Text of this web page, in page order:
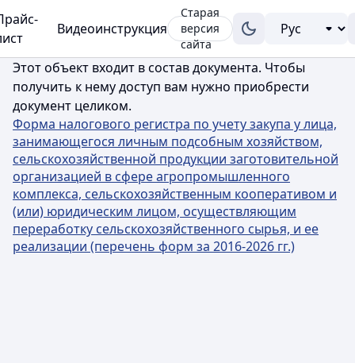
Видеоинструкция
Старая
версия
сайта
Этот объект входит в состав документа. Чтобы
получить к нему доступ вам нужно приобрести
документ целиком.
Форма налогового регистра по учету закупа у лица,
занимающегося личным подсобным хозяйством,
сельскохозяйственной продукции заготовительной
организацией в сфере агропромышленного
комплекса, сельскохозяйственным кооперативом и
(или) юридическим лицом, осуществляющим
переработку сельскохозяйственного сырья, и ее
реализации (перечень форм за 2016-2026 гг.)